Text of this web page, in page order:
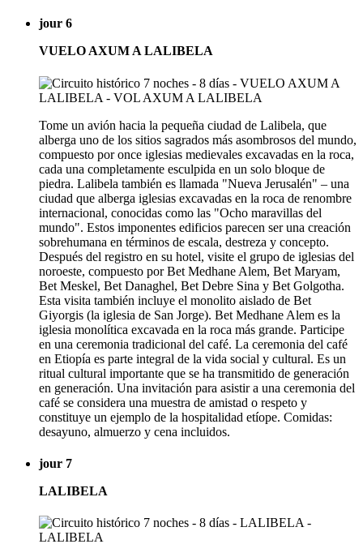
jour 6
VUELO AXUM A LALIBELA
Tome un avión hacia la pequeña ciudad de Lalibela, que
alberga uno de los sitios sagrados más asombrosos del mundo,
compuesto por once iglesias medievales excavadas en la roca,
cada una completamente esculpida en un solo bloque de
piedra. Lalibela también es llamada "Nueva Jerusalén" – una
ciudad que alberga iglesias excavadas en la roca de renombre
internacional, conocidas como las "Ocho maravillas del
mundo". Estos imponentes edificios parecen ser una creación
sobrehumana en términos de escala, destreza y concepto.
Después del registro en su hotel, visite el grupo de iglesias del
noroeste, compuesto por Bet Medhane Alem, Bet Maryam,
Bet Meskel, Bet Danaghel, Bet Debre Sina y Bet Golgotha.
Esta visita también incluye el monolito aislado de Bet
Giyorgis (la iglesia de San Jorge). Bet Medhane Alem es la
iglesia monolítica excavada en la roca más grande. Participe
en una ceremonia tradicional del café. La ceremonia del café
en Etiopía es parte integral de la vida social y cultural. Es un
ritual cultural importante que se ha transmitido de generación
en generación. Una invitación para asistir a una ceremonia del
café se considera una muestra de amistad o respeto y
constituye un ejemplo de la hospitalidad etíope. Comidas:
desayuno, almuerzo y cena incluidos.
jour 7
LALIBELA